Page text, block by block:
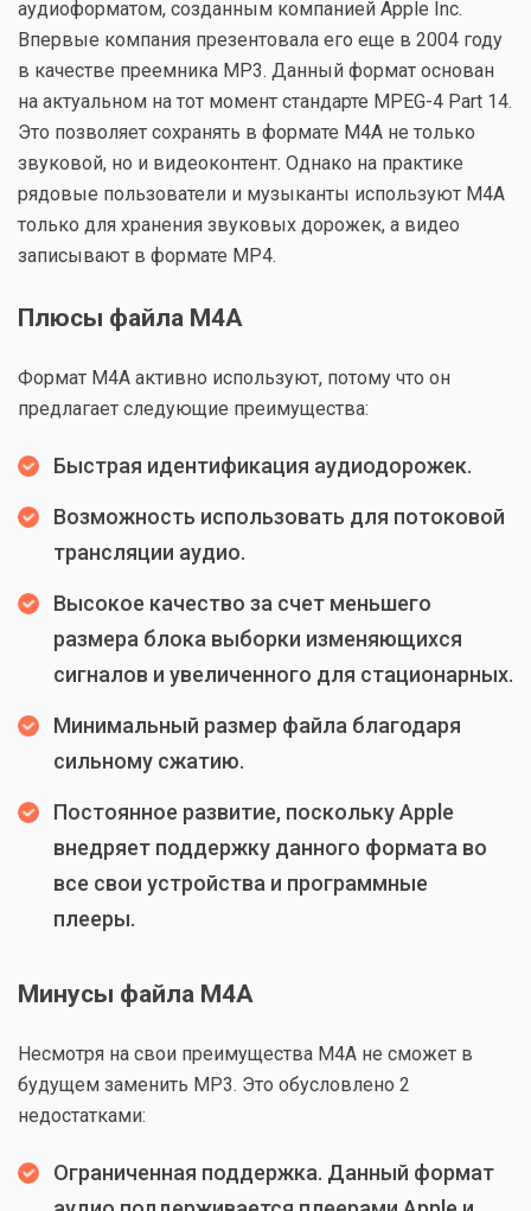
аудиоформатом, созданным компанией Apple Inc.
Впервые компания презентовала его еще в 2004 году
в качестве преемника МР3. Данный формат основан
на актуальном на тот момент стандарте MPEG-4 Part 14.
Это позволяет сохранять в формате М4А не только
звуковой, но и видеоконтент. Однако на практике
рядовые пользователи и музыканты используют М4А
только для хранения звуковых дорожек, а видео
записывают в формате МР4.
Плюсы файла M4A
Формат M4A активно используют, потому что он
предлагает следующие преимущества:
Быстрая идентификация аудиодорожек.
Возможность использовать для потоковой
трансляции аудио.
Высокое качество за счет меньшего
размера блока выборки изменяющихся
сигналов и увеличенного для стационарных.
Минимальный размер файла благодаря
сильному сжатию.
Постоянное развитие, поскольку Apple
внедряет поддержку данного формата во
все свои устройства и программные
плееры.
Минусы файла M4A
Несмотря на свои преимущества М4А не сможет в
будущем заменить МР3. Это обусловлено 2
недостатками:
Ограниченная поддержка. Данный формат